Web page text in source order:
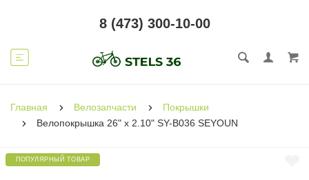
8 (473) 300-10-00
Главная Велозапчасти
Покрышки
Велопокрышка 26" x 2.10" SY-B036 SEYOUN
ПОПУЛЯРНЫЙ ТОВАР